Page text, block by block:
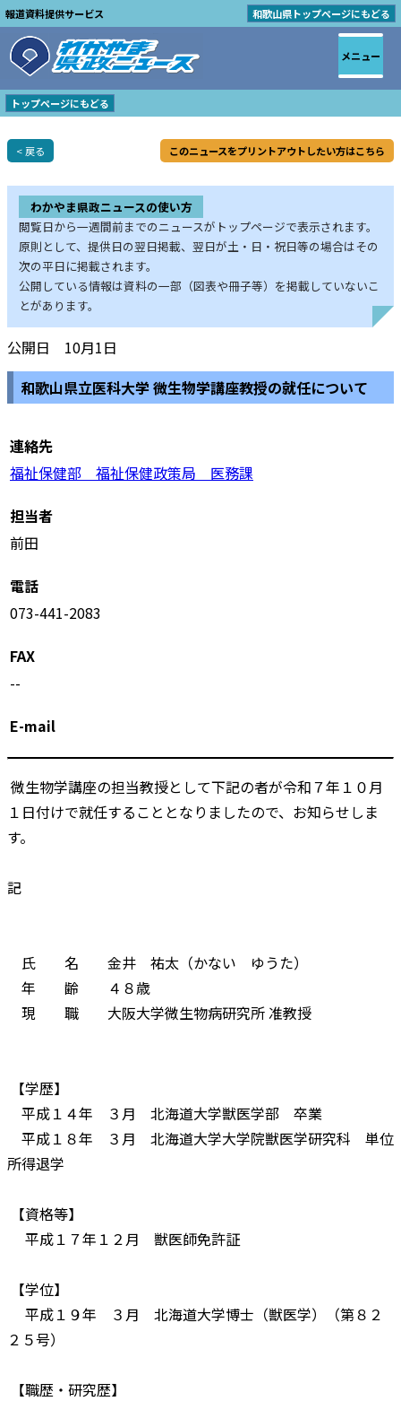
報道資料提供サービス 和歌山県トップページにもどる
トップページにもどる
< 戻る このニュースをプリントアウトしたい方はこちら
わかやま県政ニュースの使い方
閲覧日から一週間前までのニュースがトップページで表示されます。
原則として、提供日の翌日掲載、翌日が土・日・祝日等の場合はその
次の平日に掲載されます。
公開している情報は資料の一部（図表や冊子等）を掲載していないこ
とがあります。
公開日 10月1日
和歌山県立医科大学 微生物学講座教授の就任について
連絡先
福祉保健部 福祉保健政策局 医務課
担当者
前田
電話
073-441-2083
FAX
--
E-mail
微生物学講座の担当教授として下記の者が令和７年１０月
１日付けで就任することとなりましたので、お知らせしま
す。
記
氏 名 金井 祐太（かない ゆうた）
年 齢 ４８歳
現 職 大阪大学微生物病研究所 准教授
【学歴】
平成１４年 ３月 北海道大学獣医学部 卒業
平成１８年 ３月 北海道大学大学院獣医学研究科 単位
所得退学
【資格等】
平成１７年１２月 獣医師免許証
【学位】
平成１９年 ３月 北海道大学博士（獣医学）（第８２
２５号）
【職歴・研究歴】
メニュー